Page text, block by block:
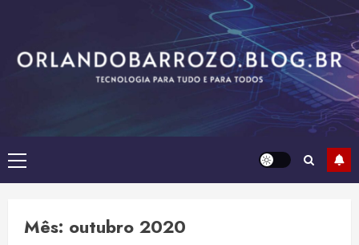
content
Primary
Menu
Mês: outubro 2020